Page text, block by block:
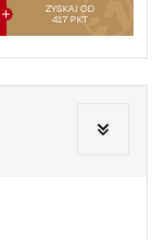
ZYSKAJ OD
417 PKT